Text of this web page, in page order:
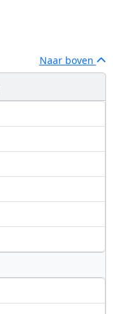
Naar boven